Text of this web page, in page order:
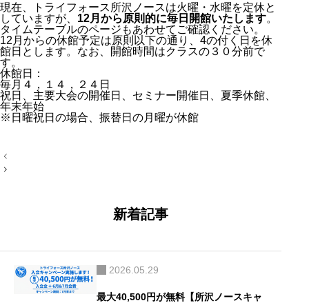
現在、トライフォース所沢ノースは火曜・水曜を定休と
していますが、 12月から原則的に毎日開館いたします。
タイムテーブルのページ もあわせてご確認ください。
12月からの休館予定は原則以下の通り、4の付く日を休
館日とします。なお、開館時間はクラスの３０分前で
す。
休館日：
毎月４，１４，２４日
祝日、主要大会の開催日、セミナー開催日、夏季休館、
年末年始
※日曜祝日の場合、振替日の月曜が休館
投
稿
新着記事
2026.05.29
最大40,500円が無料【所沢ノースキャ